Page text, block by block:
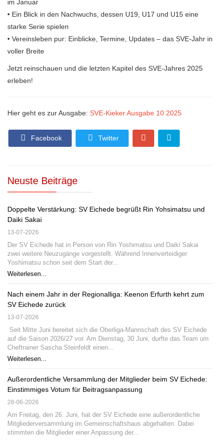
im Januar
• Ein Blick in den Nachwuchs, dessen U19, U17 und U15 eine
starke Serie spielen
• Vereinsleben pur: Einblicke, Termine, Updates – das SVE-Jahr in
voller Breite
Jetzt reinschauen und die letzten Kapitel des SVE-Jahres 2025
erleben!
Hier geht es zur Ausgabe: SVE-Kieker Ausgabe 10 2025
Facebook Twitter
Neuste Beiträge
Doppelte Verstärkung: SV Eichede begrüßt Rin Yohsimatsu und
Daiki Sakai
13-07-2026
Der SV Eichede hat in Person von Rin Yoshimatsu und Daiki Sakai
zwei weitere Neuzugänge vorgestellt. Während Innenverteidiger
Yoshimatsu schon seit dem Start der...
Weiterlesen...
Nach einem Jahr in der Regionalliga: Keenon Erfurth kehrt zum
SV Eichede zurück
13-07-2026
Seit Mitte Juni bereitet sich die Oberliga-Mannschaft des SV Eichede
auf die Saison 2026/27 vor. Am Dienstag, 30 Juni, durfte das Team um
Cheftrainer Sascha Steinfeldt einen...
Weiterlesen...
Außerordentliche Versammlung der Mitglieder beim SV Eichede:
Einstimmiges Votum für Beitragsanpassung
28-06-2026
Am Freitag, den 26. Juni, hat der SV Eichede eine außerordentliche
Mitgliederversammlung im Gemeinschaftshaus abgehalten. Dabei
stimmten die Mitglieder einer Anpassung der...